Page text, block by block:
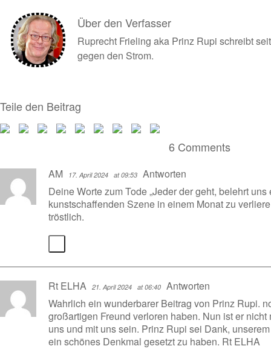
Über den Verfasser
Ruprecht Frieling aka Prinz Rupi schreibt
gegen den Strom.
Teile den Beitrag
6 Comments
AM 17. April 2024 at 09:53 Antworten
Deine Worte zum Tode „Jeder der geht, belehrt
kunstschaffenden Szene in einem Monat zu
tröstlich.
Rt ELHA 21. April 2024 at 06:40 Antworten
Wahrlich ein wunderbarer Beitrag von Prinz Rupi.
großartigen Freund verloren haben. Nun ist er
uns und mit uns sein. Prinz Rupi sei Dank,
ein schönes Denkmal gesetzt zu haben. Rt ELHA